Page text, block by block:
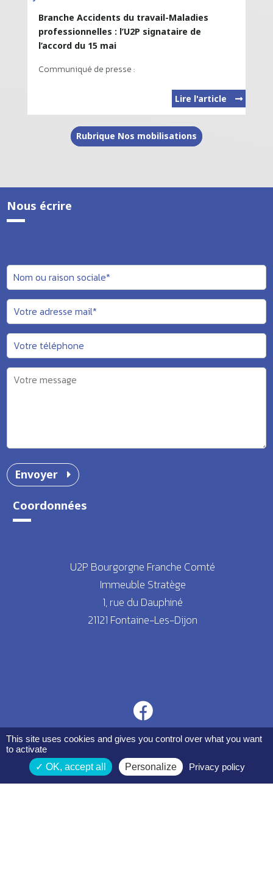
Espace membres
Branche Accidents du travail-Maladies
professionnelles : l’U2P signataire de
l’accord du 15 mai
Communiqué de presse :
Lire l'article
Rubrique Nos mobilisations
Nous écrire
Envoyer
Coordonnées
U2P Bourgorgne Franche Comté
Immeuble Stratège
1, rue du Dauphiné
21121 Fontaine-Les-Dijon
This site uses cookies and gives you control over what you want
to activate
OK, accept all
Personalize Privacy policy